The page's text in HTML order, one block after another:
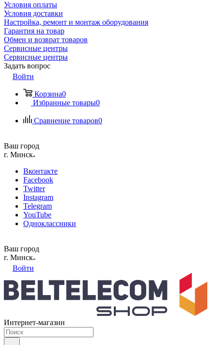
Условия оплаты
Условия доставки
Настройка, ремонт и монтаж оборудования
Гарантия на товар
Обмен и возврат товаров
Сервисные центры
Сервисные центры
Задать вопрос
Войти
Корзина0
Избранные товары0
Сравнение товаров0
Ваш город
г. Минск
Вконтакте
Facebook
Twitter
Instagram
Telegram
YouTube
Одноклассники
Ваш город
г. Минск
Войти
Интернет-магазин